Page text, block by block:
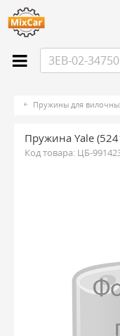
Пружины для
Пружина Yale
Код товара: ЦБ-